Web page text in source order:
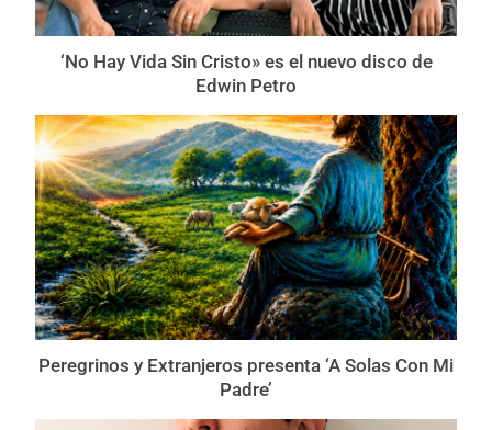
‘No Hay Vida Sin Cristo» es el nuevo disco de
Edwin Petro
Peregrinos y Extranjeros presenta ‘A Solas Con Mi
Padre’